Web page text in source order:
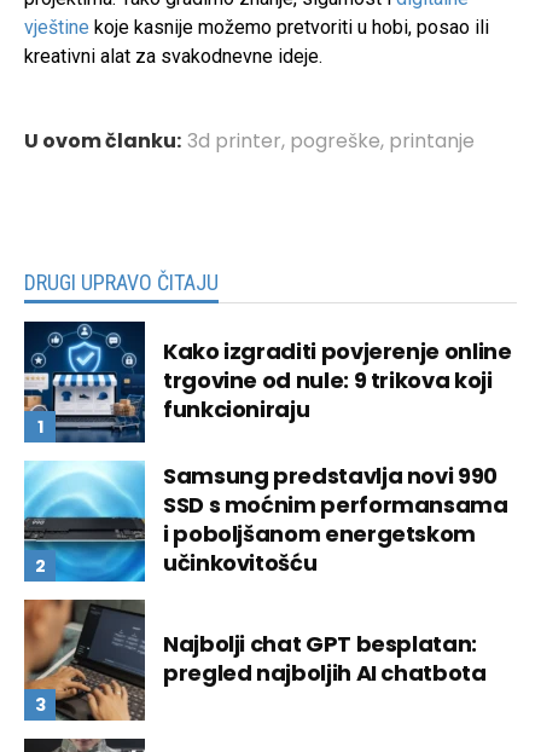
vještine koje kasnije možemo pretvoriti u hobi, posao ili
kreativni alat za svakodnevne ideje.
U ovom članku: 3d printer, pogreške, printanje
DRUGI UPRAVO ČITAJU
Kako izgraditi povjerenje online
trgovine od nule: 9 trikova koji
funkcioniraju
Samsung predstavlja novi 990
SSD s moćnim performansama
i poboljšanom energetskom
učinkovitošću
Najbolji chat GPT besplatan:
pregled najboljih AI chatbota